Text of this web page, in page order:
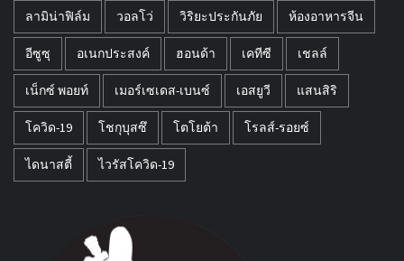
ลามิน่าฟิล์ม วอลโว่ วิริยะประกันภัย ห้องอาหารจีน
อีซูซุ อเนกประสงค์ ฮอนด้า เคทีซี เชลล์
เน็กซ์ พอยท์ เมอร์เซเดส-เบนซ์ เอสยูวี แสนสิริ
โควิด-19 โชกุบุสซึ โตโยต้า โรลส์-รอยซ์
ไดนาสตี้ ไวรัสโควิด-19